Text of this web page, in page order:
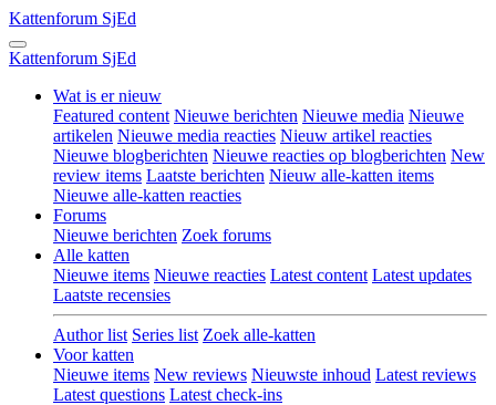
Kattenforum SjEd
Kattenforum SjEd
Wat is er nieuw
Featured content Nieuwe berichten Nieuwe media Nieuwe
artikelen Nieuwe media reacties Nieuw artikel reacties
Nieuwe blogberichten Nieuwe reacties op blogberichten New
review items Laatste berichten Nieuw alle-katten items
Nieuwe alle-katten reacties
Forums
Nieuwe berichten Zoek forums
Alle katten
Nieuwe items Nieuwe reacties Latest content Latest updates
Laatste recensies
Author list Series list Zoek alle-katten
Voor katten
Nieuwe items New reviews Nieuwste inhoud Latest reviews
Latest questions Latest check-ins